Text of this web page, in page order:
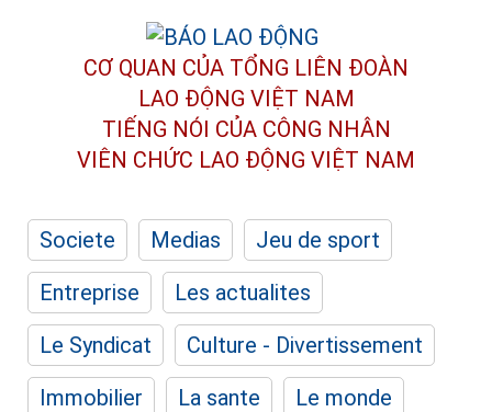
CƠ QUAN CỦA TỔNG LIÊN ĐOÀN
LAO ĐỘNG VIỆT NAM
TIẾNG NÓI CỦA CÔNG NHÂN
VIÊN CHỨC LAO ĐỘNG VIỆT NAM
Societe Medias
Jeu de sport
Entreprise
Les actualites
Le Syndicat
Culture - Divertissement
Immobilier
La sante
Le monde